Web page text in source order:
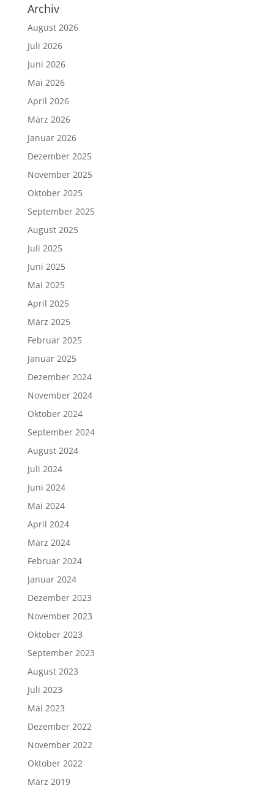
Archiv
August 2026
Juli 2026
Juni 2026
Mai 2026
April 2026
März 2026
Januar 2026
Dezember 2025
November 2025
Oktober 2025
September 2025
August 2025
Juli 2025
Juni 2025
Mai 2025
April 2025
März 2025
Februar 2025
Januar 2025
Dezember 2024
November 2024
Oktober 2024
September 2024
August 2024
Juli 2024
Juni 2024
Mai 2024
April 2024
März 2024
Februar 2024
Januar 2024
Dezember 2023
November 2023
Oktober 2023
September 2023
August 2023
Juli 2023
Mai 2023
Dezember 2022
November 2022
Oktober 2022
März 2019